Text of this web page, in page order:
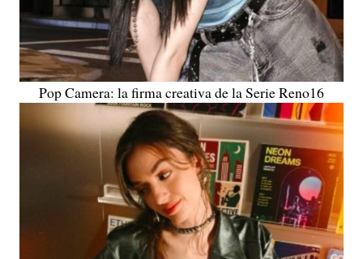
Pop Camera: la firma creativa de la Serie Reno16